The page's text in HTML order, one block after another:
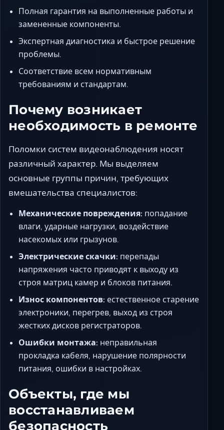
Полная гарантия на выполненные работы и
замененные компоненты.
Экспертная диагностика и быстрое решение
проблемы.
Соответствие всем нормативным
требованиям и стандартам.
Почему возникает
необходимость в ремонте
Поломки систем видеонаблюдения носят
различный характер. Мы выделяем
основные группы причин, требующих
вмешательства специалистов:
Механические повреждения: попадание
влаги, ударные нагрузки, воздействие
насекомых или грызунов.
Электрические скачки: перепады
напряжения часто приводят к выходу из
строя матриц камер и блоков питания.
Износ компонентов: естественное старение
электроники, перегрев, выход из строя
жестких дисков регистраторов.
Ошибки монтажа: неправильная
прокладка кабеля, нарушение полярности
питания, ошибки в настройках.
Объекты, где мы
восстанавливаем
безопасность